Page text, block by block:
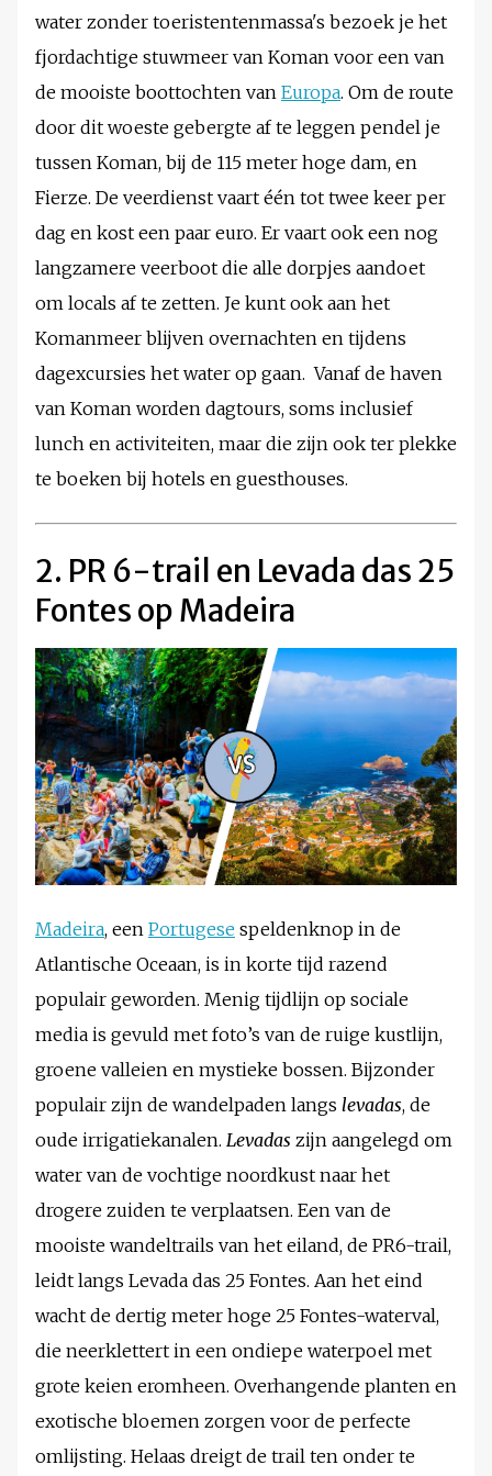
water zonder toeristentenmassa's bezoek je het
fjordachtige stuwmeer van Koman voor een van
de mooiste boottochten van Europa. Om de route
door dit woeste gebergte af te leggen pendel je
tussen Koman, bij de 115 meter hoge dam, en
Fierze. De veerdienst vaart één tot twee keer per
dag en kost een paar euro. Er vaart ook een nog
langzamere veerboot die alle dorpjes aandoet
om locals af te zetten. Je kunt ook aan het
Komanmeer blijven overnachten en tijdens
dagexcursies het water op gaan. Vanaf de haven
van Koman worden dagtours, soms inclusief
lunch en activiteiten, maar die zijn ook ter plekke
te boeken bij hotels en guesthouses.
2. PR 6-trail en Levada das 25
Fontes op Madeira
Madeira, een Portugese speldenknop in de
Atlantische Oceaan, is in korte tijd razend
populair geworden. Menig tijdlijn op sociale
media is gevuld met foto’s van de ruige kustlijn,
groene valleien en mystieke bossen. Bijzonder
populair zijn de wandelpaden langs levadas, de
oude irrigatiekanalen. Levadas zijn aangelegd om
water van de vochtige noordkust naar het
drogere zuiden te verplaatsen. Een van de
mooiste wandeltrails van het eiland, de PR6-trail,
leidt langs Levada das 25 Fontes. Aan het eind
wacht de dertig meter hoge 25 Fontes-waterval,
die neerklettert in een ondiepe waterpoel met
grote keien eromheen. Overhangende planten en
exotische bloemen zorgen voor de perfecte
omlijsting. Helaas dreigt de trail ten onder te